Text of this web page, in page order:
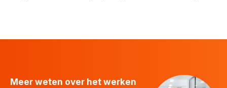
het kind, dat maakt het werk leuk. Je hoopt dat je de
bijvoorbeeld bij DROOM! kunnen gaan werken.”
Meer weten over het werken